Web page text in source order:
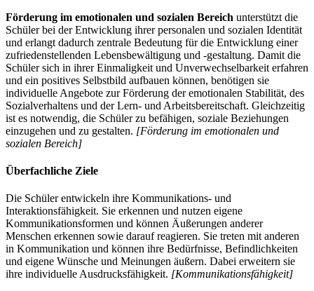
Förderung im emotionalen und sozialen Bereich unterstützt die
Schüler bei der Entwicklung ihrer personalen und sozialen Identität
und erlangt dadurch zentrale Bedeutung für die Entwicklung einer
zufriedenstellenden Lebensbewältigung und -gestaltung. Damit die
Schüler sich in ihrer Einmaligkeit und Unverwechselbarkeit erfahren
und ein positives Selbstbild aufbauen können, benötigen sie
individuelle Angebote zur Förderung der emotionalen Stabilität, des
Sozialverhaltens und der Lern- und Arbeitsbereitschaft. Gleichzeitig
ist es notwendig, die Schüler zu befähigen, soziale Beziehungen
einzugehen und zu gestalten. [Förderung im emotionalen und
sozialen Bereich]
Überfachliche Ziele
Die Schüler entwickeln ihre Kommunikations- und
Interaktionsfähigkeit. Sie erkennen und nutzen eigene
Kommunikationsformen und können Äußerungen anderer
Menschen erkennen sowie darauf reagieren. Sie treten mit anderen
in Kommunikation und können ihre Bedürfnisse, Befindlichkeiten
und eigene Wünsche und Meinungen äußern. Dabei erweitern sie
ihre individuelle Ausdrucksfähigkeit. [Kommunikationsfähigkeit]